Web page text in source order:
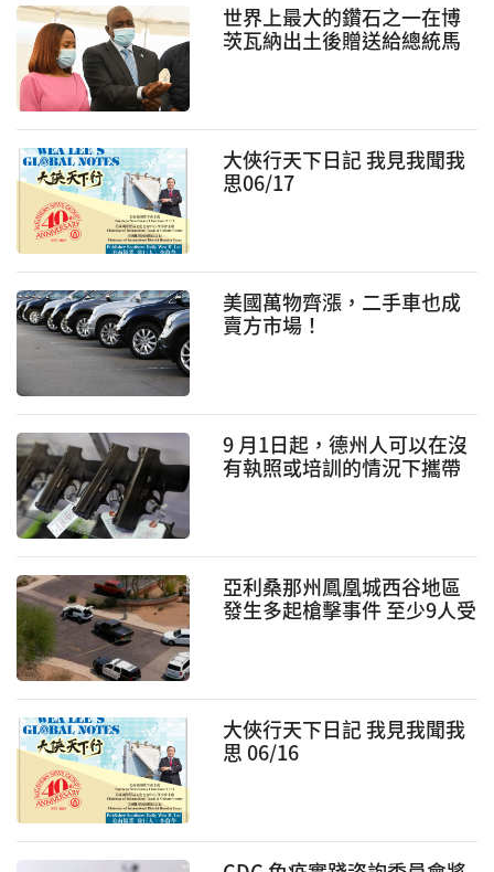
世界上最大的鑽石之一在博
茨瓦納出土後贈送給總統馬
大俠行天下日記 我見我聞我
思06/17
美國萬物齊漲，二手車也成
賣方市場！
9 月1日起，德州人可以在沒
有執照或培訓的情況下攜帶
亞利桑那州鳳凰城西谷地區
發生多起槍擊事件 至少9人受
大俠行天下日記 我見我聞我
思 06/16